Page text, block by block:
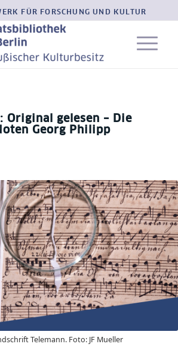
FÜR FORSCHUNG UND KULTUR
Original gelesen – Die
Georg Philipp
Telemann. Foto: JF Mueller